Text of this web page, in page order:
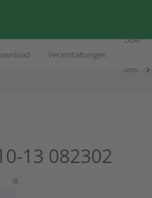
Veranstaltungen
Über
uns
13 082302